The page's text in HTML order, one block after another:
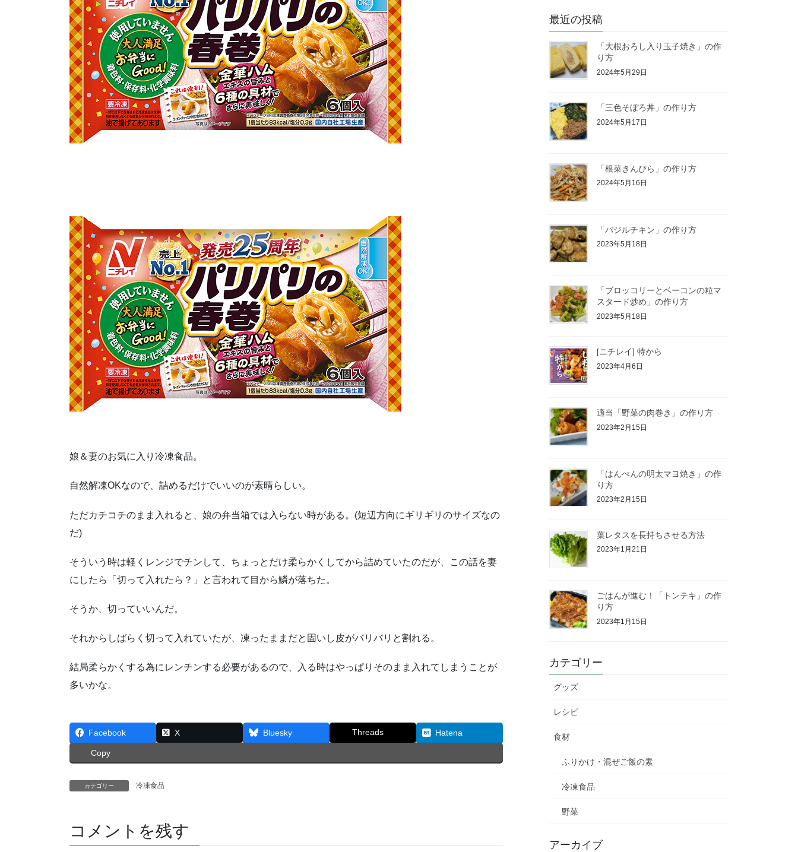
娘＆妻のお気に入り冷凍食品。
自然解凍OKなので、詰めるだけでいいのが素晴らしい。
ただカチコチのまま入れると、娘の弁当箱では入らない時がある。(短辺方向にギリギリのサイズなの
だ)
そういう時は軽くレンジでチンして、ちょっとだけ柔らかくしてから詰めていたのだが、この話を妻
にしたら「切って入れたら？」と言われて目から鱗が落ちた。
そうか、切っていいんだ。
それからしばらく切って入れていたが、凍ったままだと固いし皮がバリバリと割れる。
結局柔らかくする為にレンチンする必要があるので、入る時はやっぱりそのまま入れてしまうことが
多いかな。
Facebook X Bluesky Threads Hatena
Copy
カテゴリー 冷凍食品
コメントを残す
最近の投稿
「大根おろし入り玉子焼き」の作
り方
2024年5月29日
「三色そぼろ丼」の作り方
2024年5月17日
「根菜きんぴら」の作り方
2024年5月16日
「バジルチキン」の作り方
2023年5月18日
「ブロッコリーとベーコンの粒マ
スタード炒め」の作り方
2023年5月18日
[ニチレイ] 特から
2023年4月6日
適当「野菜の肉巻き」の作り方
2023年2月15日
「はんぺんの明太マヨ焼き」の作
り方
2023年2月15日
葉レタスを長持ちさせる方法
2023年1月21日
ごはんが進む！「トンテキ」の作
り方
2023年1月15日
カテゴリー
グッズ
レシピ
食材
ふりかけ・混ぜご飯の素
冷凍食品
野菜
アーカイブ